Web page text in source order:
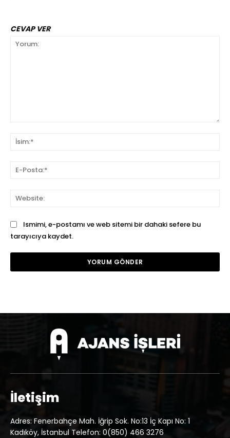
CEVAP VER
Ismimi, e-postamı ve web sitemi bir dahaki sefere bu
tarayıcıya kaydet.
İletişim
Adres: Fenerbahçe Mah. İğrip Sok. No:13 İç Kapı No: 1
Kadıköy, İstanbul Telefon: 0(850) 466 3276